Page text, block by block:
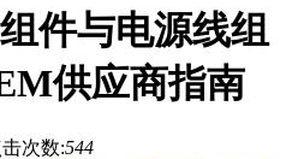
件与电源线组
供应商指南
击次数:544